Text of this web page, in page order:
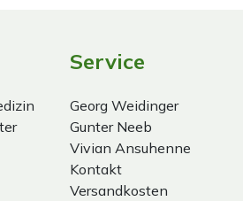
Service
Georg Weidinger
Gunter Neeb
Vivian Ansuhenne
Kontakt
Versandkosten